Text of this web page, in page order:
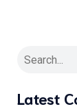
Latest